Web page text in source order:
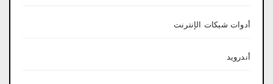
أدوات شبكات الإنترنت
أندرويد